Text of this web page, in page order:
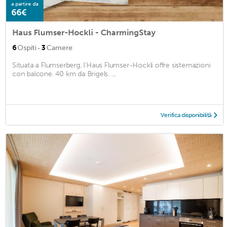
a partire da
66€
Haus Flumser-Hockli - CharmingStay
6Ospiti · 3Camere
Situata a Flumserberg, l'Haus Flumser-Hockli offre sistemazioni
con balcone. 40 km da Brigels. ...
Verifica disponibilità